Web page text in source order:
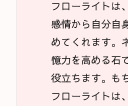
フローライトは
感情から自分自
めてくれます。
憶力を高める石
役立ちます。も
フローライトは